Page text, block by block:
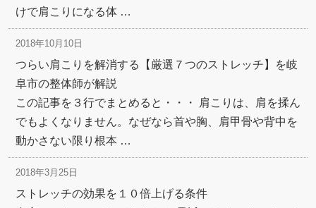
けで肩こりになる体 …
2018年10月10日
つらい肩こりを解消する【厳選７つのストレッチ】を岐
阜市の整体師が解説
この記事を３行でまとめると・・・ 肩こりは、肩を揉ん
でもよくなりません。なぜなら首や胸、肩甲骨や背中を
動かさない限り根本 …
2018年3月25日
ストレッチの効果を１０倍上げる条件